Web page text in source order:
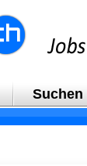
Suchen